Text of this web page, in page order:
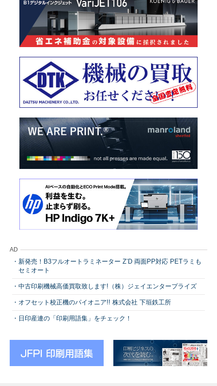
AD
新発売！B3フルオートラミネーター Z’D 両面PP対応 PETラミも
セミオート
中古印刷機械高価買取致します!（株）ジェイエンタープライズ
オフセット校正機のパイオニア!! 株式会社 下垣鉄工所
日印産連の「印刷用語集」をチェック！